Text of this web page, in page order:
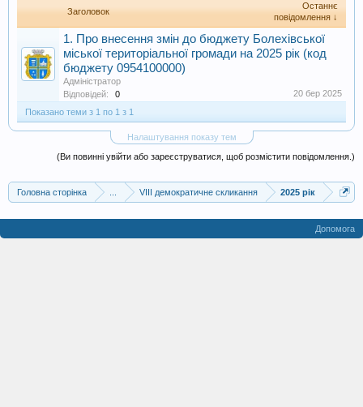
Заголовок
Останнє
повідомлення ↓
1. Про внесення змін до бюджету Болехівської
міської територіальної громади на 2025 рік (код
бюджету 0954100000)
Адміністратор
Відповідей:
0
20 бер 2025
Показано теми з 1 по 1 з 1
Налаштування показу тем
(Ви повинні увійти або зареєструватися, щоб розмістити повідомлення.)
Головна сторінка VIII демократичне скликання 2025 рік
Допомога